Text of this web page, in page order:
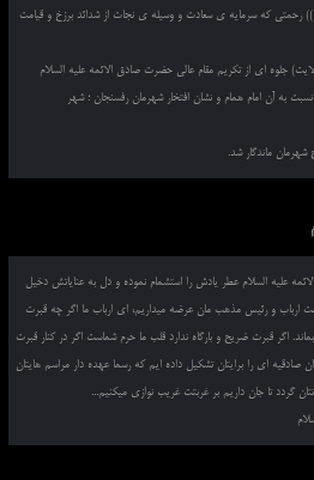
رحمتی که سرمایه ی سعادت و وسیله ی نجات از شدائد برزخ و قیامت
جلوه ای از تکریم مقام عالی حضرت صادق الائمه علیه السلام
به آن امام همام و نشان افتخار شهرمان رفسنجان ؛ شهر
شهرمان ماندگار شد.
علیه السلام عطر یادش را استشمام نموده و دل به عنایاتش دخیل
و رئیس مذهب مان عرضه میداریم، ای ارباب ما اگر چه قبرت
اگر قبرت ضریح و بارگاه ندارد قلب ما حرم شماست اگر در کنار قبرت
صادقیه ای را برایتان تشکیل داده ایم که رسما عهده دار مراسم هایتان
گردد تا جان داریم بر غربتت غریب نوازی میکنیم...